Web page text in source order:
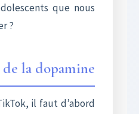
que nous
?
la dopamine
il faut d’abord